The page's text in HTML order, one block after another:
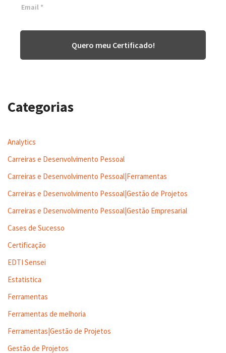
Quero meu Certificado!
Categorias
Analytics
Carreiras e Desenvolvimento Pessoal
Carreiras e Desenvolvimento Pessoal|Ferramentas
Carreiras e Desenvolvimento Pessoal|Gestão de Projetos
Carreiras e Desenvolvimento Pessoal|Gestão Empresarial
Cases de Sucesso
Certificação
EDTI Sensei
Estatistica
Ferramentas
Ferramentas de melhoria
Ferramentas|Gestão de Projetos
Gestão de Projetos